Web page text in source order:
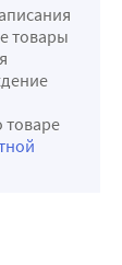
товары
товаре